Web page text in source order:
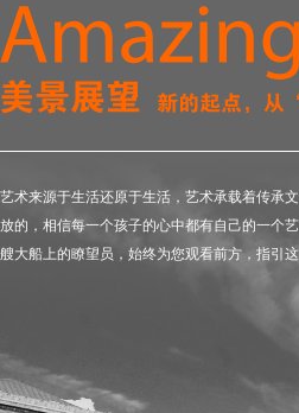
艺术来源于生活还原于生活，艺术承载着传承
放的，相信每一个孩子的心中都有自己的一个
艘大船上的瞭望员，始终为您观看前方，指引